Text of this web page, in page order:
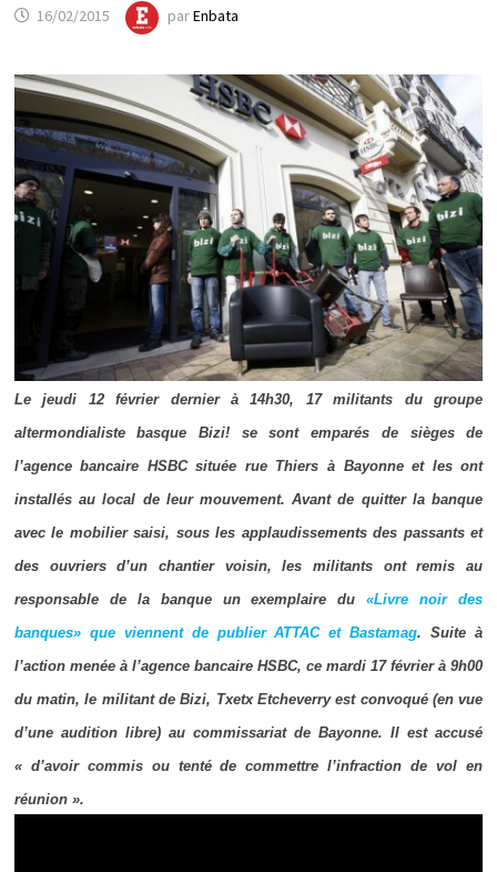
16/02/2015 parEnbata
Le jeudi 12 février dernier à 14h30, 17 militants du groupe
altermondialiste basque Bizi! se sont emparés de sièges de
l’agence bancaire HSBC située rue Thiers à Bayonne et les ont
installés au local de leur mouvement. Avant de quitter la banque
avec le mobilier saisi, sous les applaudissements des passants et
des ouvriers d’un chantier voisin, les militants ont remis au
responsablede la banque un exemplaire du«Livre noir des
banques» que viennent de publier ATTAC et Bastamag.Suite à
l’action menée à l’agence bancaire HSBC, ce mardi 17 février à 9h00
du matin, le militant de Bizi, Txetx Etcheverry est convoqué (en vue
d’une audition libre) au commissariat de Bayonne. Il est accusé
« d’avoir commis ou tenté de commettre l’infraction de vol en
réunion ».